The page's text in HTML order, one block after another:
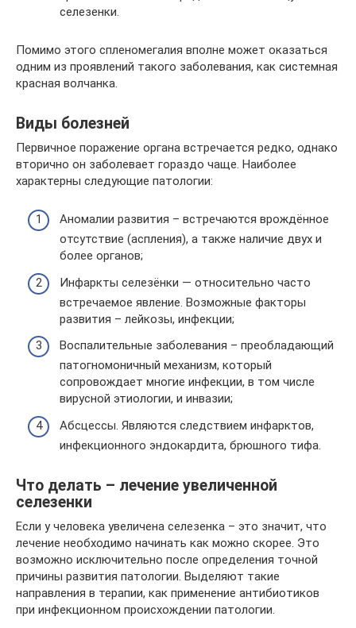
селезенки.
Помимо этого спленомегалия вполне может оказаться
одним из проявлений такого заболевания, как системная
красная волчанка.
Виды болезней
Первичное поражение органа встречается редко, однако
вторично он заболевает гораздо чаще. Наиболее
характерны следующие патологии:
Аномалии развития – встречаются врождённое
отсутствие (аспления), а также наличие двух и
более органов;
Инфаркты селезёнки — относительно часто
встречаемое явление. Возможные факторы
развития – лейкозы, инфекции;
Воспалительные заболевания – преобладающий
патогномоничный механизм, который
сопровождает многие инфекции, в том числе
вирусной этиологии, и инвазии;
Абсцессы. Являются следствием инфарктов,
инфекционного эндокардита, брюшного тифа.
Что делать – лечение увеличенной
селезенки
Если у человека увеличена селезенка – это значит, что
лечение необходимо начинать как можно скорее. Это
возможно исключительно после определения точной
причины развития патологии. Выделяют такие
направления в терапии, как применение антибиотиков
при инфекционном происхождении патологии.